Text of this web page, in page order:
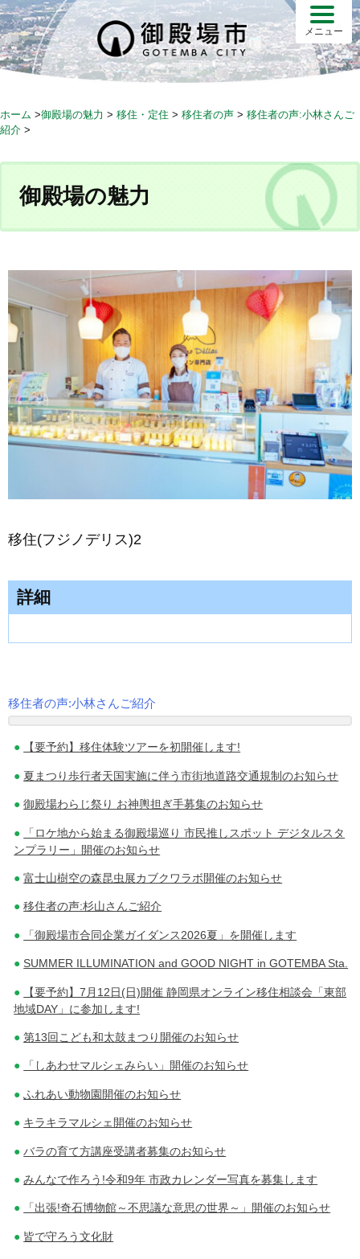
S
k
i
p
c
n
メニュー
ホーム >御殿場の魅力 > 移住・定住 > 移住者の声 > 移住者の声:小林さんご
紹介 >
御殿場の魅力
移住(フジノデリス)2
詳細
投
稿
ナ
ビ
ゲ
シ
ョ
ン
移住者の声:小林さんご紹介
【要予約】移住体験ツアーを初開催します!
夏まつり歩行者天国実施に伴う市街地道路交通規制のお知らせ
御殿場わらじ祭り お神輿担ぎ手募集のお知らせ
「ロケ地から始まる御殿場巡り 市民推しスポット デジタルスタ
ンプラリー」開催のお知らせ
富士山樹空の森昆虫展カブクワラボ開催のお知らせ
移住者の声:杉山さんご紹介
「御殿場市合同企業ガイダンス2026夏」を開催します
SUMMER ILLUMINATION and GOOD NIGHT in GOTEMBA Sta.
【要予約】7月12日(日)開催 静岡県オンライン移住相談会「東部
地域DAY」に参加します!
第13回こども和太鼓まつり開催のお知らせ
「しあわせマルシェみらい」開催のお知らせ
ふれあい動物園開催のお知らせ
キラキラマルシェ開催のお知らせ
バラの育て方講座受講者募集のお知らせ
みんなで作ろう!令和9年 市政カレンダー写真を募集します
「出張!奇石博物館～不思議な意思の世界～」開催のお知らせ
皆で守ろう文化財